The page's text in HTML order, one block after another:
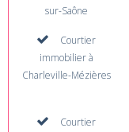
sur-Saône
Courtier
immobilier à
Charleville-Mézières
Courtier